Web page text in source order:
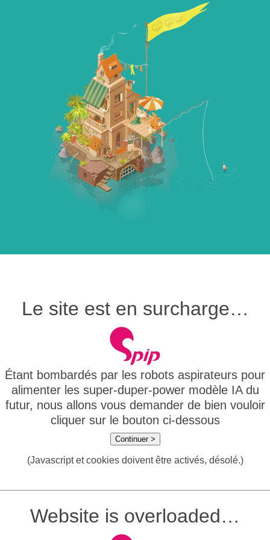
Le site est en surcharge…
Étant bombardés par les robots aspirateurs pour
alimenter les super-duper-power modèle IA du
futur, nous allons vous demander de bien vouloir
cliquer sur le bouton ci-dessous
Continuer >
(Javascript et cookies doivent être activés, désolé.)
Website is overloaded…